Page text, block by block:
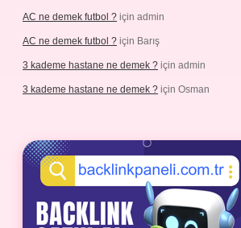
AC ne demek futbol ? için admin
AC ne demek futbol ? için Barış
3 kademe hastane ne demek ? için admin
3 kademe hastane ne demek ? için Osman